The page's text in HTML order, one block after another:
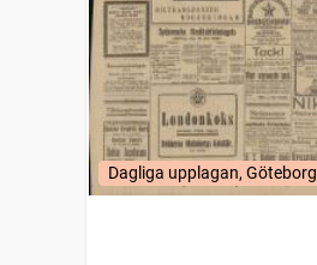
Dagliga upplagan, Göteborg